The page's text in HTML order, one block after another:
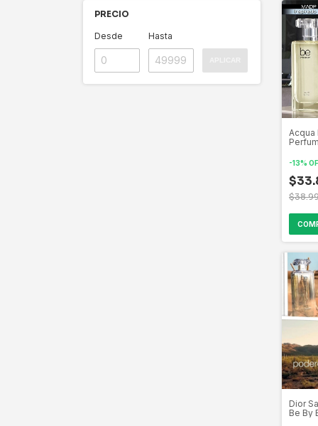
PRECIO
Desde Hasta
Acqua
por las
-13%
Dior
Be By